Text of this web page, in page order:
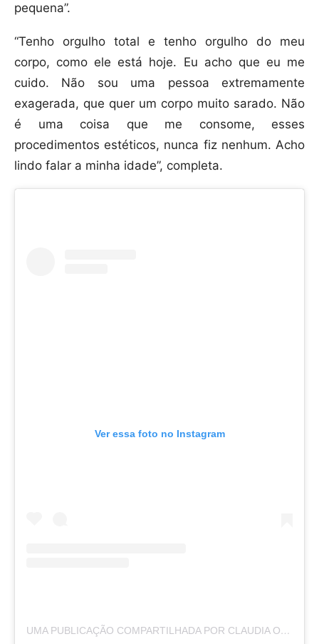
pequena”.
“Tenho orgulho total e tenho orgulho do meu
corpo, como ele está hoje. Eu acho que eu me
cuido. Não sou uma pessoa extremamente
exagerada, que quer um corpo muito sarado. Não
é uma coisa que me consome, esses
procedimentos estéticos, nunca fiz nenhum. Acho
lindo falar a minha idade”, completa.
Ver essa foto no Instagram
UMA PUBLICAÇÃO COMPARTILHADA POR CLAUDIA OHANA (@OHANAREAL)